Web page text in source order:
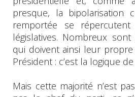
presque, la bipolarisation
remportée se
législatives. Nombreux
qui doivent ainsi leur
Président : c’est la logique
Mais cette majorité n’est